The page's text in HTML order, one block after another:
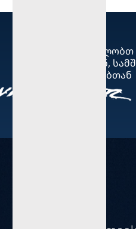
ჩვენ ვთანამშრომლობთ
არქიტექტორებთან,
და დიზაინ ბრენდებთან